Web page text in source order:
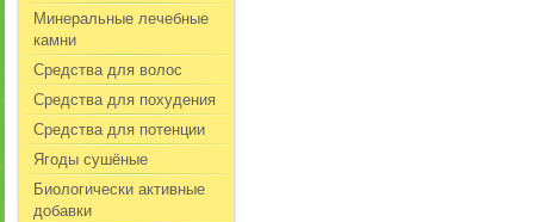
Минеральные лечебные
камни
Средства для волос
Средства для похудения
Средства для потенции
Ягоды сушёные
Биологически активные
добавки